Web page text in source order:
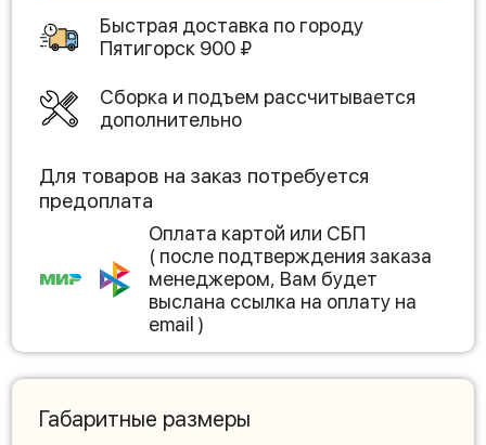
Быстрая доставка по городу
Пятигорск 900 ₽
Сборка и подъем рассчитывается
дополнительно
Для товаров на заказ потребуется
предоплата
Оплата картой или СБП
( после подтверждения заказа
менеджером, Вам будет
выслана ссылка на оплату на
email )
Габаритные размеры